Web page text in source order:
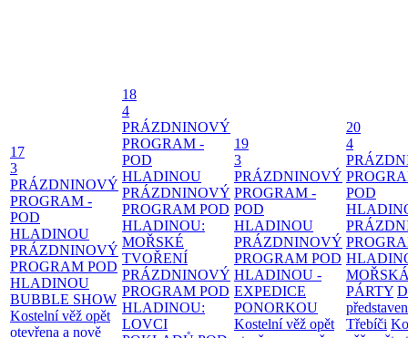
17
3
PRÁZDNINOVÝ
PROGRAM -
POD
HLADINOU
PRÁZDNINOVÝ
PROGRAM POD
HLADINOU
BUBBLE SHOW
Kostelní věž opět
otevřena a nově
18
4
PRÁZDNINOVÝ
PROGRAM -
POD
HLADINOU
PRÁZDNINOVÝ
PROGRAM POD
HLADINOU:
MOŘSKÉ
TVOŘENÍ
PRÁZDNINOVÝ
PROGRAM POD
HLADINOU:
LOVCI
19
3
PRÁZDNINOVÝ
PROGRAM -
POD
HLADINOU
PRÁZDNINOVÝ
PROGRAM POD
HLADINOU -
EXPEDICE
PONORKOU
Kostelní věž opět
20
4
POD
PÁRTY
Třebíči